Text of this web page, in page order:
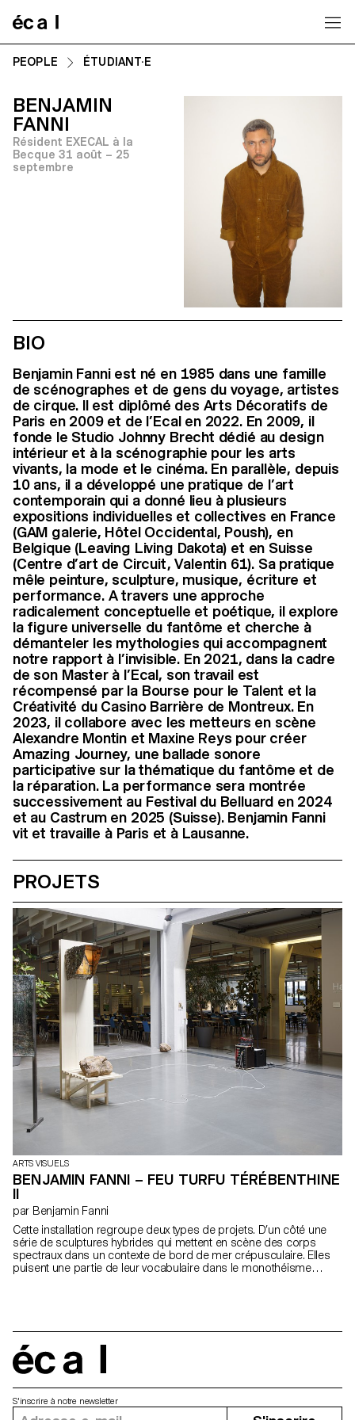
PEOPLE ÉTUDIANT·E
BENJAMIN
FANNI
Résident EXECAL à la
Becque 31 août – 25
septembre
BIO
Benjamin Fanni est né en 1985 dans une famille
de scénographes et de gens du voyage, artistes
de cirque. Il est diplômé des Arts Décoratifs de
Paris en 2009 et de l’Ecal en 2022. En 2009, il
fonde le Studio Johnny Brecht dédié au design
intérieur et à la scénographie pour les arts
vivants, la mode et le cinéma. En parallèle, depuis
10 ans, il a développé une pratique de l’art
contemporain qui a donné lieu à plusieurs
expositions individuelles et collectives en France
(GAM galerie, Hôtel Occidental, Poush), en
Belgique (Leaving Living Dakota) et en Suisse
(Centre d’art de Circuit, Valentin 61). Sa pratique
mêle peinture, sculpture, musique, écriture et
performance. A travers une approche
radicalement conceptuelle et poétique, il explore
la figure universelle du fantôme et cherche à
démanteler les mythologies qui accompagnent
notre rapport à l’invisible. En 2021, dans la cadre
de son Master à l’Ecal, son travail est
récompensé par la Bourse pour le Talent et la
Créativité du Casino Barrière de Montreux. En
2023, il collabore avec les metteurs en scène
Alexandre Montin et Maxine Reys pour créer
Amazing Journey, une ballade sonore
participative sur la thématique du fantôme et de
la réparation. La performance sera montrée
successivement au Festival du Belluard en 2024
et au Castrum en 2025 (Suisse). Benjamin Fanni
vit et travaille à Paris et à Lausanne.
PROJETS
ARTS VISUELS
BENJAMIN FANNI – FEU TURFU TÉRÉBENTHINE
II
par Benjamin Fanni
Cette installation regroupe deux types de projets. D’un côté une
série de sculptures hybrides qui mettent en scène des corps
spectraux dans un contexte de bord de mer crépusculaire. Elles
puisent une partie de leur vocabulaire dans le monothéisme
un piano mécanique, aussi bien automate-instrument, que
machine performative. La musique qu’il produit s’inspire des
modes de composition qui caractérisent Nord et Sud de la
Méditerranée.
S'inscrire à notre newsletter